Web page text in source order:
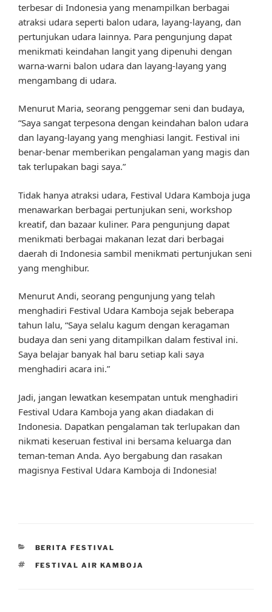
terbesar di Indonesia yang menampilkan berbagai
atraksi udara seperti balon udara, layang-layang, dan
pertunjukan udara lainnya. Para pengunjung dapat
menikmati keindahan langit yang dipenuhi dengan
warna-warni balon udara dan layang-layang yang
mengambang di udara.
Menurut Maria, seorang penggemar seni dan budaya,
“Saya sangat terpesona dengan keindahan balon udara
dan layang-layang yang menghiasi langit. Festival ini
benar-benar memberikan pengalaman yang magis dan
tak terlupakan bagi saya.”
Tidak hanya atraksi udara, Festival Udara Kamboja juga
menawarkan berbagai pertunjukan seni, workshop
kreatif, dan bazaar kuliner. Para pengunjung dapat
menikmati berbagai makanan lezat dari berbagai
daerah di Indonesia sambil menikmati pertunjukan seni
yang menghibur.
Menurut Andi, seorang pengunjung yang telah
menghadiri Festival Udara Kamboja sejak beberapa
tahun lalu, “Saya selalu kagum dengan keragaman
budaya dan seni yang ditampilkan dalam festival ini.
Saya belajar banyak hal baru setiap kali saya
menghadiri acara ini.”
Jadi, jangan lewatkan kesempatan untuk menghadiri
Festival Udara Kamboja yang akan diadakan di
Indonesia. Dapatkan pengalaman tak terlupakan dan
nikmati keseruan festival ini bersama keluarga dan
teman-teman Anda. Ayo bergabung dan rasakan
magisnya Festival Udara Kamboja di Indonesia!
CATEGORIES
BERITA FESTIVAL
TAGS
FESTIVAL AIR KAMBOJA